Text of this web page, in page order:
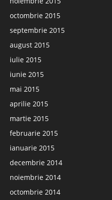
octombrie 2015
septembrie 2015
august 2015
iulie 2015
iunie 2015
mai 2015
aprilie 2015
martie 2015
februarie 2015
ianuarie 2015
decembrie 2014
noiembrie 2014
octombrie 2014